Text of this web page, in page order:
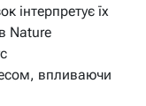
інтерпретує їх
Nature
впливаючи